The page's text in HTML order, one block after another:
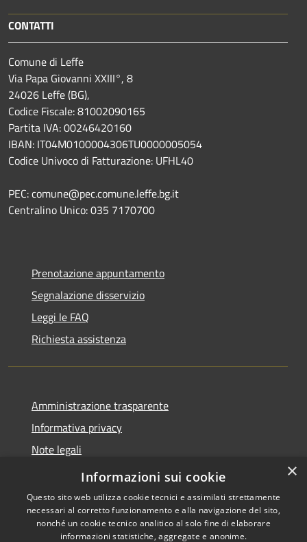
CONTATTI
Comune di Leffe
Via Papa Giovanni XXIII°, 8
24026 Leffe (BG),
Codice Fiscale: 81002090165
Partita IVA: 00246420160
IBAN: IT04M0100004306TU0000005054
Codice Univoco di Fatturazione: UFHL40
PEC: comune@pec.comune.leffe.bg.it
Centralino Unico: 035 7170700
Prenotazione appuntamento
Segnalazione disservizio
Leggi le FAQ
Richiesta assistenza
Amministrazione trasparente
Informativa privacy
Note legali
Dichiarazione di accessibilità
×
Informazioni sui cookie
Questo sito web utilizza cookie tecnici e assimilati strettamente
necessari al corretto funzionamento e alla navigazione del sito,
nonché un cookie tecnico analitico al solo fine di elaborare
informazioni statistiche, aggregate e anonime.